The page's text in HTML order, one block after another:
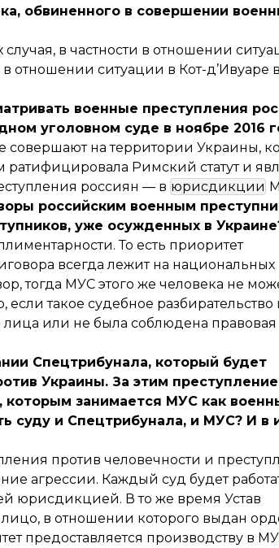
обвиненного в совершении
в частности в отношении
отношении ситуации в Кот-д’Ивуаре
военные преступления
уголовном суде в ноябре 2016
на территории Украины,
Римский статут и
россиян — в юрисдикции
российским военным
уже осужденных в
То есть приоритет
всегда лежит на национальных
тогда МУС этого же человека не
такое судебное разбирательство
лица или не была соблюдена правовая
Спецтрибунала, который будет
Украины. За этим
которым занимается МУС как
суду и Спецтрибунала, и МУС? И в
против человечности и
агрессии. Каждый суд будет
юрисдикцией. В то же время Устав
в отношении которого выдан
предоставляется производству в